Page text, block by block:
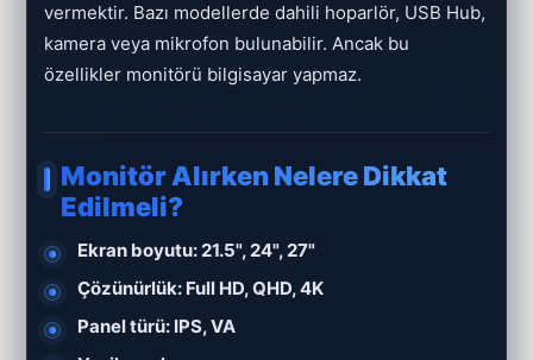
vermektir. Bazı modellerde dahili hoparlör, USB Hub,
kamera veya mikrofon bulunabilir. Ancak bu
özellikler monitörü bilgisayar yapmaz.
Monitör Alırken Nelere Dikkat
Edilmeli?
Ekran boyutu: 21.5", 24", 27"
Çözünürlük: Full HD, QHD, 4K
Panel türü: IPS, VA